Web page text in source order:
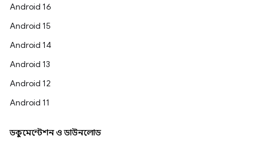
Android 16
Android 15
Android 14
Android 13
Android 12
Android 11
ডকুমেন্টেশন ও ডাউনলোড